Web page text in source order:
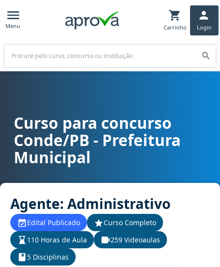
Menu Carrinho Login
Buscar
Curso para concurso Conde/PB - Prefeitura Municipal cargo
Curso para concurso
Conde/PB - Prefeitura
Municipal
Agente: Administrativo
Edital Publicado
Curso Completo
110 Horas de Aula
259 Videoaulas
5 Disciplinas